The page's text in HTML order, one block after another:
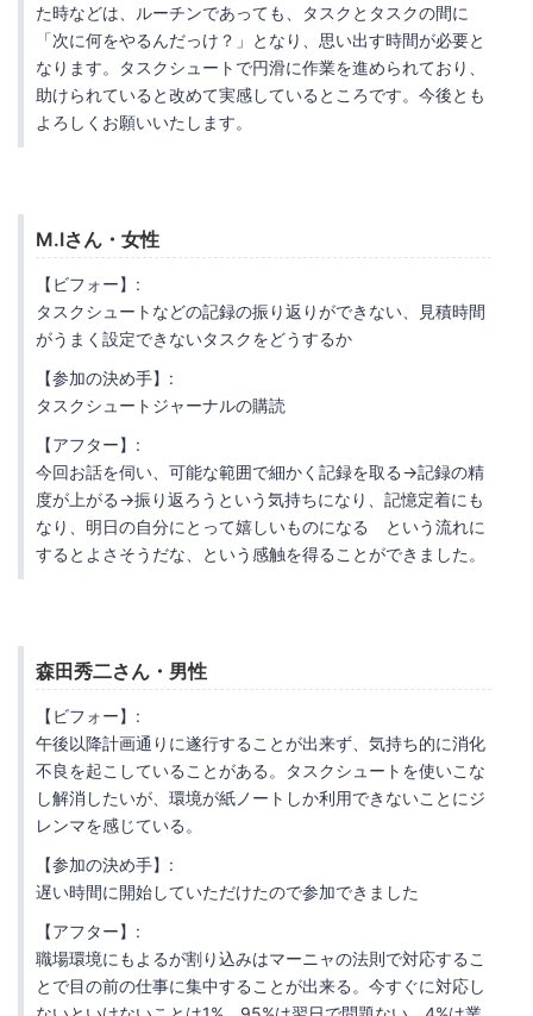
た時などは、ルーチンであっても、タスクとタスクの間に
「次に何をやるんだっけ？」となり、思い出す時間が必要と
なります。タスクシュートで円滑に作業を進められており、
助けられていると改めて実感しているところです。今後とも
よろしくお願いいたします。
M.Iさん・女性
【ビフォー】:
タスクシュートなどの記録の振り返りができない、見積時間
がうまく設定できないタスクをどうするか
【参加の決め手】:
タスクシュートジャーナルの購読
【アフター】:
今回お話を伺い、可能な範囲で細かく記録を取る→記録の精
度が上がる→振り返ろうという気持ちになり、記憶定着にも
なり、明日の自分にとって嬉しいものになる という流れに
するとよさそうだな、という感触を得ることができました。
森田秀二さん・男性
【ビフォー】:
午後以降計画通りに遂行することが出来ず、気持ち的に消化
不良を起こしていることがある。タスクシュートを使いこな
し解消したいが、環境が紙ノートしか利用できないことにジ
レンマを感じている。
【参加の決め手】:
遅い時間に開始していただけたので参加できました
【アフター】:
職場環境にもよるが割り込みはマーニャの法則で対応するこ
とで目の前の仕事に集中することが出来る。今すぐに対応し